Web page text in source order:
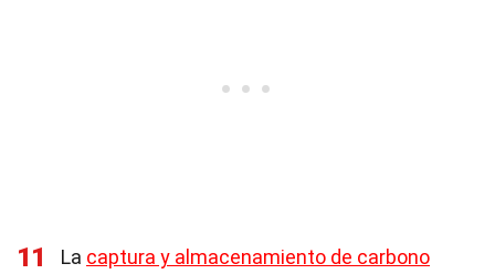
11 La captura y almacenamiento de carbono